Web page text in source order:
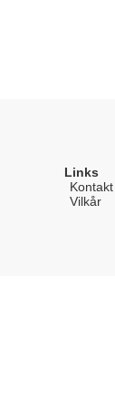
Links
Kontakt
Vilkår